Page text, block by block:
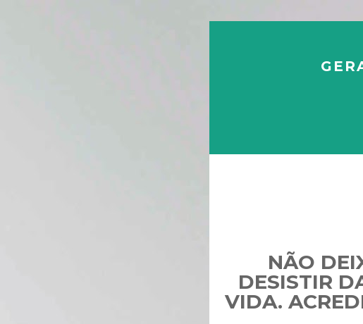
NÃO
DESISTIR
VIDA.